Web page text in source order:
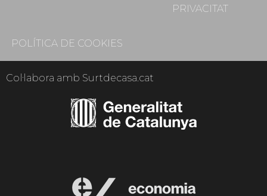
PRIVACITAT
POLÍTICA DE COOKIES
Col·labora amb Surtdecasa.cat